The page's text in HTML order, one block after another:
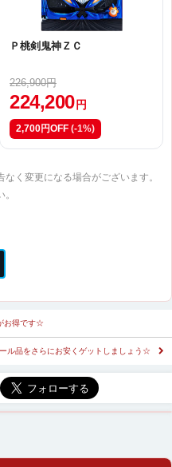
Ｐ桃剣鬼神ＺＣ
226,900円
224,200 円
2,700円OFF (-1%)
く変更になる場合がございます。
お得です☆
ル品をさらにお安くゲットしましょう☆